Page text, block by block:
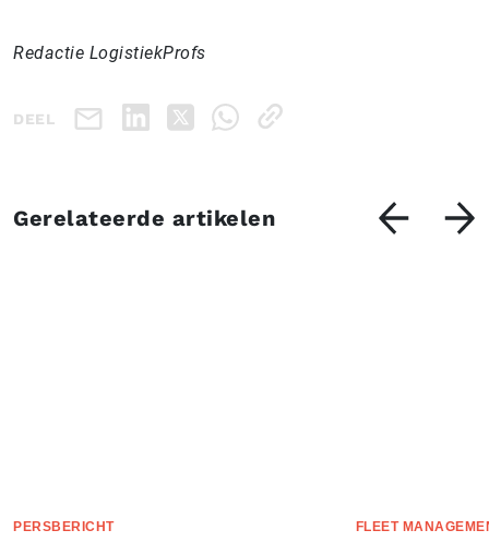
Redactie LogistiekProfs
DEEL
Gerelateerde artikelen
PERSBERICHT FLEET